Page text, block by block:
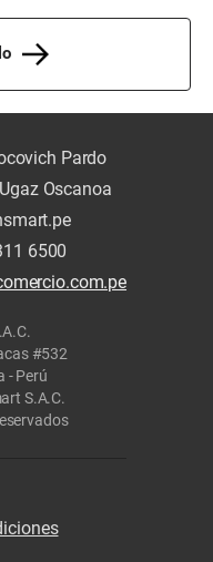
Pardo
Oscanoa
6500
#532
- Perú
S.A.C.